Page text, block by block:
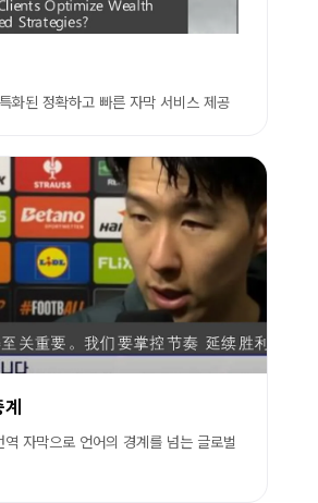
화된 정확하고 빠른 자막 서비스 제공
역 자막으로 언어의 경계를 넘는 글로벌